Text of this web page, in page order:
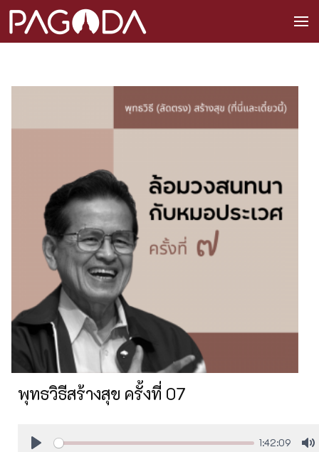
พุทธวิธีสร้างสุข ครั้งที่ 07
1:42:09